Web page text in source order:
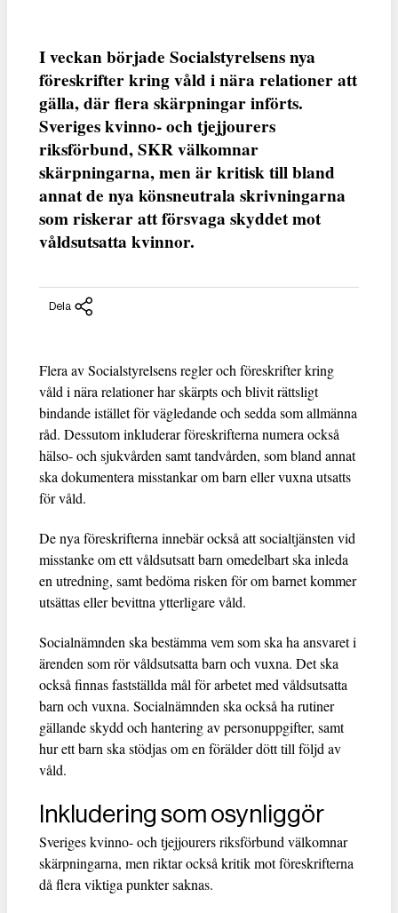
I veckan började Socialstyrelsens nya
föreskrifter kring våld i nära relationer att
gälla, där flera skärpningar införts.
Sveriges kvinno- och tjejjourers
riksförbund, SKR välkomnar
skärpningarna, men är kritisk till bland
annat de nya könsneutrala skrivningarna
som riskerar att försvaga skyddet mot
våldsutsatta kvinnor.
Dela
Flera av Socialstyrelsens regler och föreskrifter kring
våld i nära relationer har skärpts och blivit rättsligt
bindande istället för vägledande och sedda som allmänna
råd. Dessutom inkluderar föreskrifterna numera också
hälso- och sjukvården samt tandvården, som bland annat
ska dokumentera misstankar om barn eller vuxna utsatts
för våld.
De nya föreskrifterna innebär också att socialtjänsten vid
misstanke om ett våldsutsatt barn omedelbart ska inleda
en utredning, samt bedöma risken för om barnet kommer
utsättas eller bevittna ytterligare våld.
Socialnämnden ska bestämma vem som ska ha ansvaret i
ärenden som rör våldsutsatta barn och vuxna. Det ska
också finnas fastställda mål för arbetet med våldsutsatta
barn och vuxna. Socialnämnden ska också ha rutiner
gällande skydd och hantering av personuppgifter, samt
hur ett barn ska stödjas om en förälder dött till följd av
våld.
Inkludering som osynliggör
Sveriges kvinno- och tjejjourers riksförbund välkomnar
skärpningarna, men riktar också kritik mot föreskrifterna
då flera viktiga punkter saknas.